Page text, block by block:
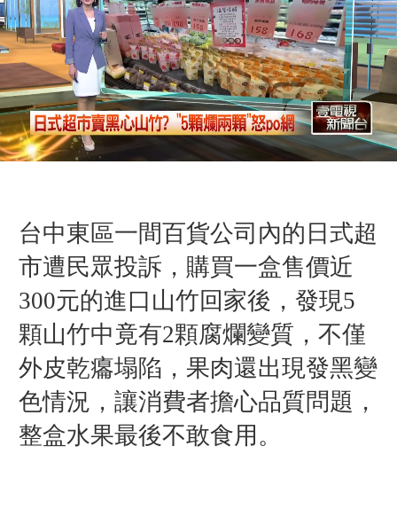
台中東區一間百貨公司內的日式超
市遭民眾投訴，購買一盒售價近
300元的進口山竹回家後，發現5
顆山竹中竟有2顆腐爛變質，不僅
外皮乾癟塌陷，果肉還出現發黑變
色情況，讓消費者擔心品質問題，
整盒水果最後不敢食用。